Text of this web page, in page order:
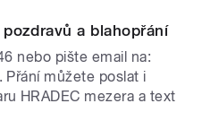
a blahopřání
nebo pište email na:
Přání můžete poslat i
HRADEC mezera a text